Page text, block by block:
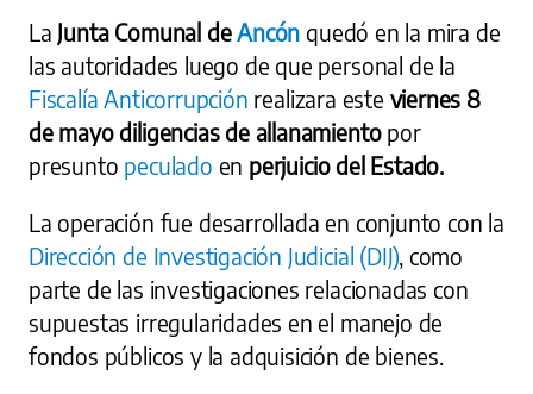
La Junta Comunal deAncón quedó en la mira de
las autoridades luego de que personal de la
Fiscalía Anticorrupción realizara este viernes 8
de mayo diligencias de allanamientopor
presunto peculado en perjuicio del Estado.
La operación fue desarrollada en conjunto con la
Dirección de Investigación Judicial (DIJ) , como
parte de las investigaciones relacionadas con
supuestas irregularidades en el manejo de
fondos públicos y la adquisición de bienes.